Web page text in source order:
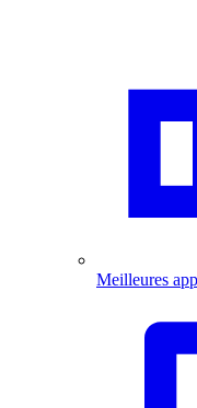
Meilleures